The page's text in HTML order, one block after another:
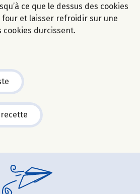
ce que le dessus des cookies
four et laisser refroidir sur une
cookies durcissent.